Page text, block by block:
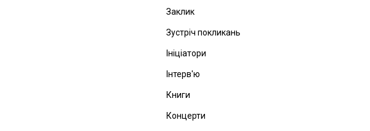
Заклик
Зустріч покликань
Ініціатори
Інтерв'ю
Книги
Концерти